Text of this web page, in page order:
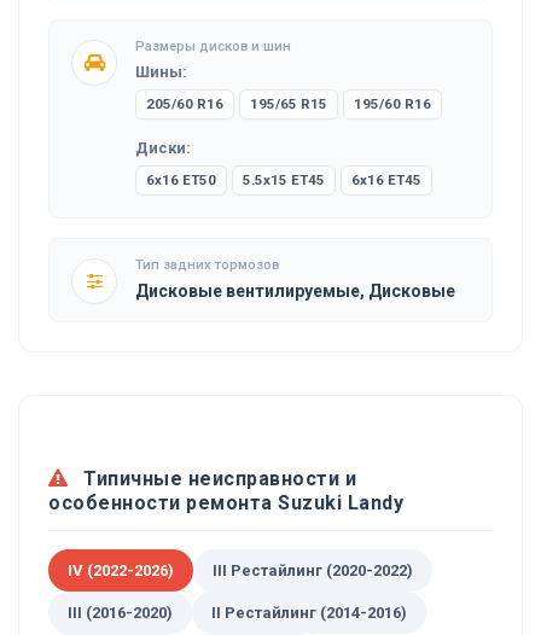
Размеры дисков и шин
Шины:
205/60 R16 195/65 R15 195/60 R16
Диски:
6x16 ET50 5.5x15 ET45 6x16 ET45
Тип задних тормозов
Дисковые вентилируемые, Дисковые
Типичные неисправности и
особенности ремонта Suzuki Landy
IV (2022-2026) III Рестайлинг (2020-2022)
III (2016-2020) II Рестайлинг (2014-2016)